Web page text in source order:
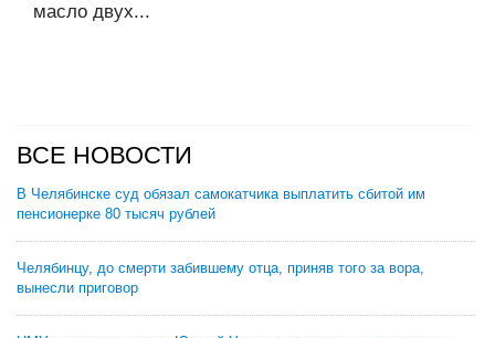
масло двух...
ВСЕ НОВОСТИ
В Челябинске суд обязал самокатчика выплатить сбитой им
пенсионерке 80 тысяч рублей
Челябинцу, до смерти забившему отца, приняв того за вора,
вынесли приговор